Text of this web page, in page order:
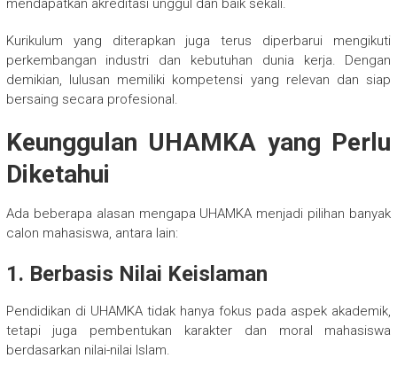
mendapatkan akreditasi unggul dan baik sekali.
Kurikulum yang diterapkan juga terus diperbarui mengikuti
perkembangan industri dan kebutuhan dunia kerja. Dengan
demikian, lulusan memiliki kompetensi yang relevan dan siap
bersaing secara profesional.
Keunggulan UHAMKA yang Perlu
Diketahui
Ada beberapa alasan mengapa UHAMKA menjadi pilihan banyak
calon mahasiswa, antara lain:
1. Berbasis Nilai Keislaman
Pendidikan di UHAMKA tidak hanya fokus pada aspek akademik,
tetapi juga pembentukan karakter dan moral mahasiswa
berdasarkan nilai-nilai Islam.